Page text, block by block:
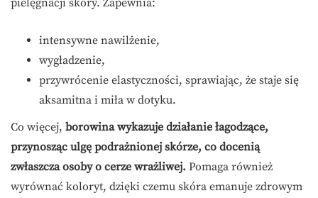
pielęgnacji skóry. Zapewnia:
intensywne nawilżenie,
wygładzenie,
przywrócenie elastyczności, sprawiając, że staje się
aksamitna i miła w dotyku.
Co więcej, borowina wykazuje działanie łagodzące,
przynosząc ulgę podrażnionej skórze, co docenią
zwłaszcza osoby o cerze wrażliwej. Pomaga również
wyrównać koloryt, dzięki czemu skóra emanuje zdrowym